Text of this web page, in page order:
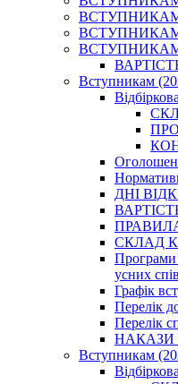
ВСТУПНИКАМ
ВСТУПНИКАМ
ВСТУПНИКАМ
Вступникам
ДНІ
СКЛАД
Програми
усних
Графік
Перелік
Перелік
НАКАЗИ
Вступникам